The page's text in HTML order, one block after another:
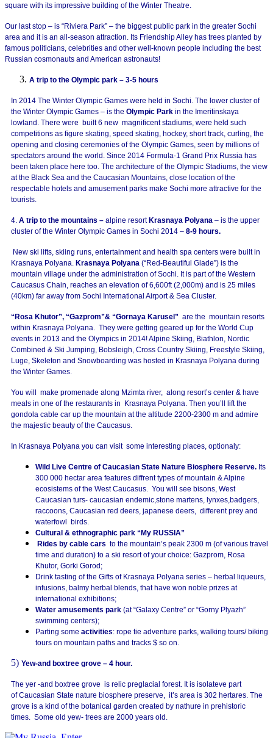
square with its impressive building of the Winter Theatre.
Our last stop – is “Riviera Park” – the biggest public park in the greater Sochi
area and it is an all-season attraction. Its Friendship Alley has trees planted by
famous politicians, celebrities and other well-known people including the best
Russian cosmonauts and American astronauts!
A trip to the Olympic park – 3-5 hours
In 2014 The Winter Olympic Games were held in Sochi. The lower cluster of
the Winter Olympic Games – is the Olympic Park in the Imeritinskaya
lowland. There were built 6 new magnificent stadiums, were held such
competitions as figure skating, speed skating, hockey, short track, curling, the
opening and closing ceremonies of the Olympic Games, seen by millions of
spectators around the world. Since 2014 Formula-1 Grand Prix Russia has
been taken place here too. The architecture of the Olympic Stadiums, the view
at the Black Sea and the Caucasian Mountains, close location of the
respectable hotels and amusement parks make Sochi more attractive for the
tourists.
4. A trip to the mountains – alpine resortKrasnaya Polyana – is the upper
cluster of the Winter Olympic Games in Sochi 2014 – 8-9 hours.
New ski lifts, skiing runs, entertainment and health spa centers were built in
Krasnaya Polyana. Krasnaya Polyana (“Red-Beautiful Glade”) is the
mountain village under the administration of Sochi. It is part of the Western
Caucasus Chain, reaches an elevation of 6,600ft (2,000m) and is 25 miles
(40km) far away from Sochi International Airport & Sea Cluster.
“Rosa Khutor”, “Gazprom”& “Gornaya Karusel” are the mountain resorts
within Krasnaya Polyana. They were getting geared up for the World Cup
events in 2013 and the Olympics in 2014! Alpine Skiing, Biathlon, Nordic
Combined & Ski Jumping, Bobsleigh, Cross Country Skiing, Freestyle Skiing,
Luge, Skeleton and Snowboarding was hosted in Krasnaya Polyana during
the Winter Games.
You will make promenade along Mzimta river, along resort’s center & have
meals in one of the restaurants in Krasnaya Polyana. Then you’ll lift the
gondola cable car up the mountain at the altitude 2200-2300 m and admire
the majestic beauty of the Caucasus.
In Krasnaya Polyana you can visit some interesting places, optionaly:
Wild Live Centre of Caucasian State Nature Biosphere Reserve. Its
300 000 hectar area features diffrent types of mountain & Alpine
ecosistems of the West Caucasus. You will see bisons, West
Caucasian turs- caucasian endemic,stone martens, lynxes,badgers,
raccoons, Caucasian red deers, japanese deers, different prey and
waterfowl birds.
Cultural & ethnographic park “My RUSSIA”
Rides by cable cars to the mountain’s peak 2300 m (of various travel
time and duration) to a ski resort of your choice: Gazprom, Rosa
Khutor, Gorki Gorod;
Drink tasting of the Gifts of Krasnaya Polyana series – herbal liqueurs,
infusions, balmy herbal blends, that have won noble prizes at
international exhibitions;
Water amusements park (at “Galaxy Centre” or “Gorny Plyazh”
swimming centers);
Parting some activities: rope tie adventure parks, walking tours/ biking
tours on mountain paths and tracks $ so on.
5) Yew-and boxtree grove – 4 hour.
The yer -and boxtree grove is relic preglacial forest. It is isolateve part
of Caucasian State nature biosphere preserve, it’s area is 302 hertares. The
grove is a kind of the botanical garden created by nathure in prehistoric
times. Some old yew- trees are 2000 years old.